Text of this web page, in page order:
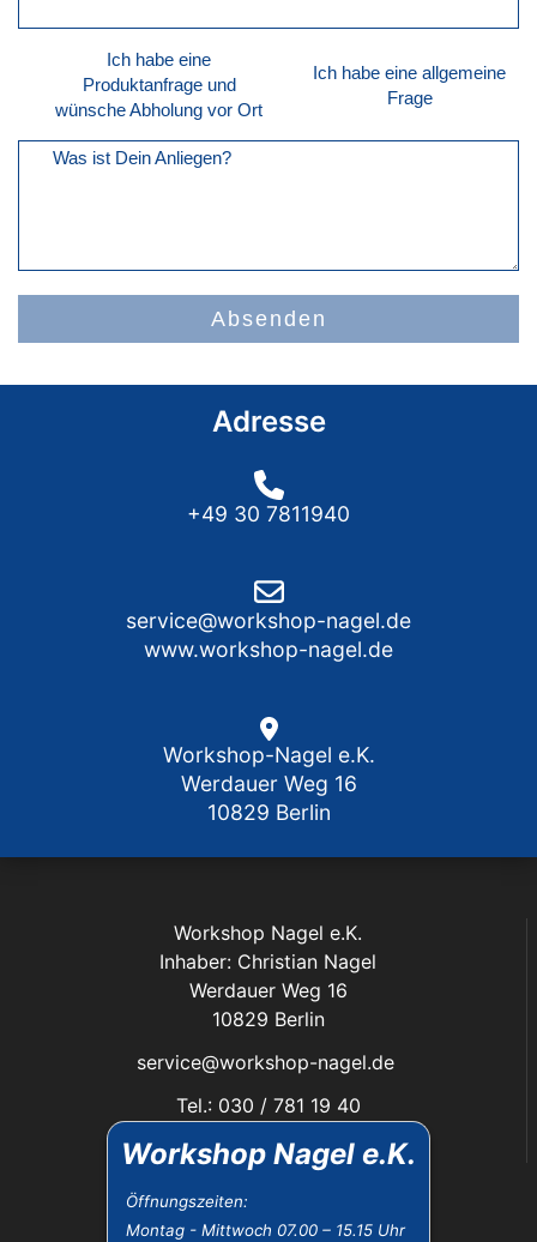
Workshop Nagel e.K.
Öffnungszeiten:
Montag - Mittwoch 07.00 – 15.15 Uhr
Ich habe eine
Produktanfrage und
wünsche Abholung vor Ort
Ich habe eine allgemeine
Frage
Was ist Dein Anliegen?
Absenden
Adresse
+49 30 7811940
service@workshop-nagel.de
www.workshop-nagel.de
Workshop-Nagel e.K.
Werdauer Weg 16
10829 Berlin
Workshop Nagel e.K.
Inhaber: Christian Nagel
Werdauer Weg 16
10829 Berlin
service@workshop-nagel.de
Tel.: 030 / 781 19 40
Das Unternehmen:
Öffnungszeiten